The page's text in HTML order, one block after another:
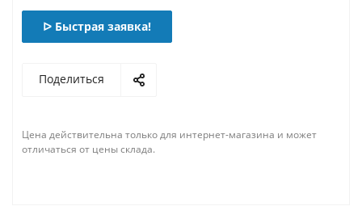
ᐅ Быстрая заявка!
Поделиться
Цена действительна только для интернет-магазина и может
отличаться от цены склада.